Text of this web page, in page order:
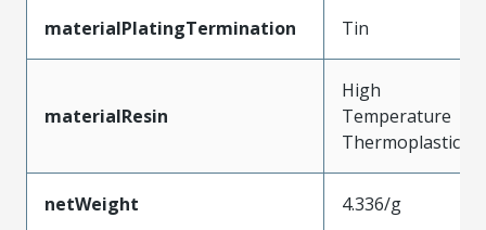
materialPlatingTermination Tin
materialResin
High
Temperature
Thermoplastic
netWeight 4.336/g